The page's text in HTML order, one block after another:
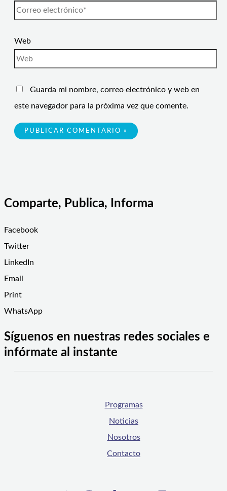
Web
Guarda mi nombre, correo electrónico y web en
este navegador para la próxima vez que comente.
Comparte, Publica, Informa
Facebook
Twitter
LinkedIn
Email
Print
WhatsApp
Síguenos en nuestras redes sociales e
infórmate al instante
Programas
Noticias
Nosotros
Contacto